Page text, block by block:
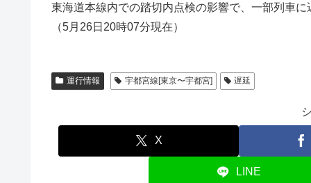
東海道本線内での踏切内点検の影響で、一部列車に
（5月26日20時07分現在）
運行情報 宇都宮線[東京〜宇都宮] 遅延
X
LINE